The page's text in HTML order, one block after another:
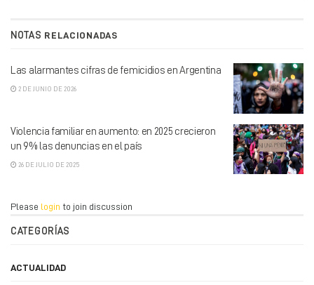
NOTAS RELACIONADAS
Las alarmantes cifras de femicidios en Argentina
2 DE JUNIO DE 2026
Violencia familiar en aumento: en 2025 crecieron
un 9% las denuncias en el país
26 DE JULIO DE 2025
Please login to join discussion
CATEGORÍAS
ACTUALIDAD